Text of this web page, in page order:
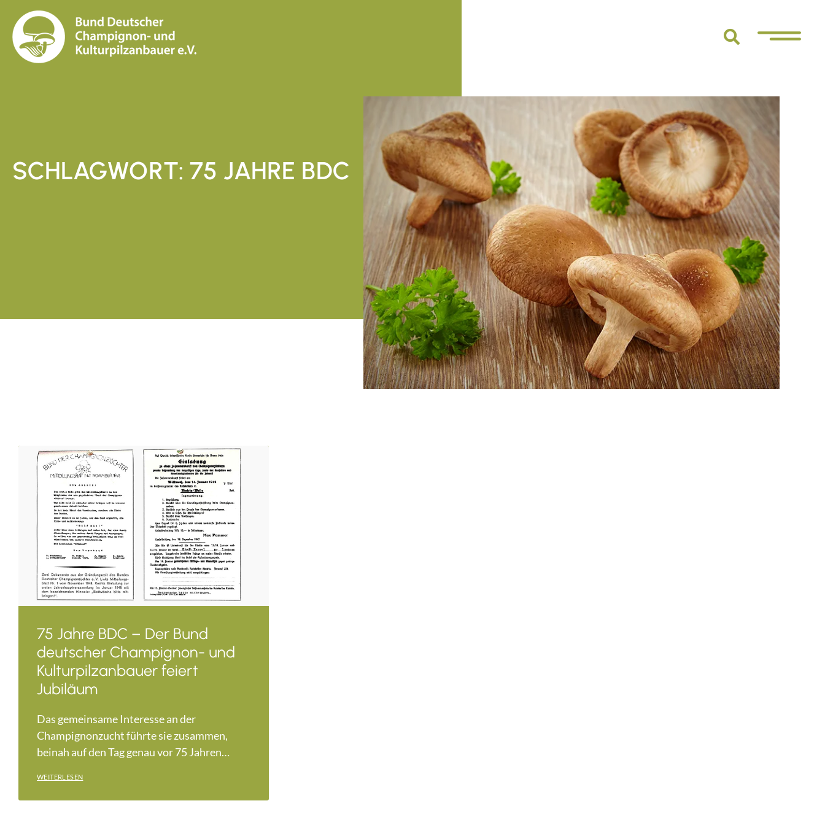
SCHLAGWORT: 75 JAHRE BDC
75 Jahre BDC – Der Bund
deutscher Champignon- und
Kulturpilzanbauer feiert
Jubiläum
Das gemeinsame Interesse an der
Champignonzucht führte sie zusammen,
beinah auf den Tag genau vor 75 Jahren…
WEITERLESEN